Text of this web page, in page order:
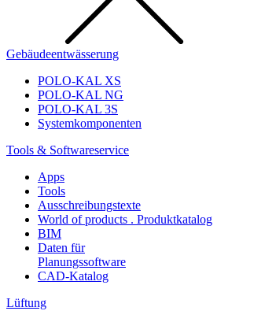
Gebäudeentwässerung
POLO-KAL XS
POLO-KAL NG
POLO-KAL 3S
Systemkomponenten
Tools & Softwareservice
Apps
Tools
Ausschreibungstexte
World of products . Produktkatalog
BIM
Daten für
Planungssoftware
CAD-Katalog
Lüftung